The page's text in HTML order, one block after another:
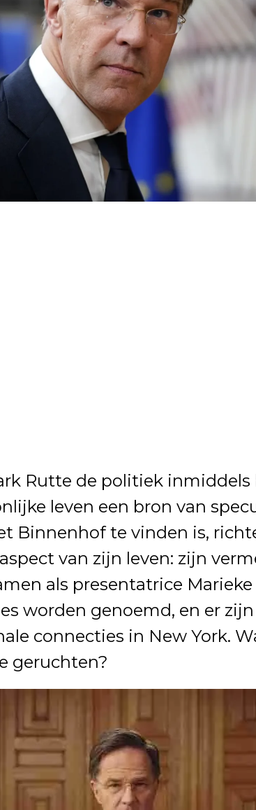
Rutte de politiek
leven een bron van
Binnenhof te vinden is,
van zijn leven: zijn
als presentatrice
worden genoemd, en er
connecties in New York.
geruchten?